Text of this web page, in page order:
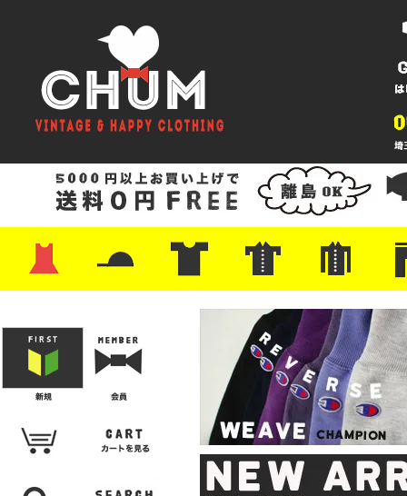
・レザーシューズ/スニーカー
・プリントTシャツ
・バンド/ツアー
・キャラクター
・Nike/adidas/スポーツ
・チャンピオン
・サーフ/スケート
・ボーダー/総柄/無地
・フットボール/リンガー
・タンクトップ/NBA・ポロシャツ
・半袖シャツ
・アロハ/サーフ/ボーリング
・ラルフ/ブランド
・無地/チェック/ストラ
・ワーク/ミリタリー/ウ
・ネル/ウール ・ショ
・アウ
・ジー
・
・ミリ
・コー
・コッ
・オー
・ジャ
ン